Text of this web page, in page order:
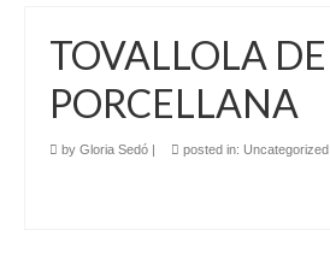
TOVALLOLA DE
PORCELLANA
by Gloria Sedó | posted in: Uncategorized